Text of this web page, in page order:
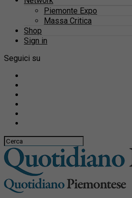
Piemonte Expo
Massa Critica
Shop
Sign in
Seguici su